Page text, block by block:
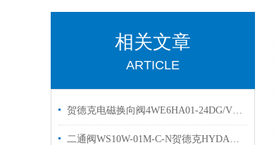
相关文章
ARTICLE
贺德克电磁换向阀4WE6HA01-24DG/Vhydac
二通阀WS10W-01M-C-N贺德克HYDAC换向阀有库存